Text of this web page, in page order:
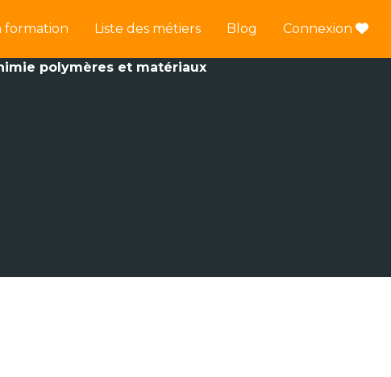
formation Liste des métiers Blog Connexion
polymères et matériaux